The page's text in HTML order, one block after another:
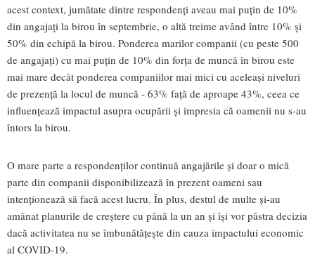
acest context, jumătate dintre respondenți aveau mai puțin de 10%
din angajați la birou în septembrie, o altă treime având între 10% și
50% din echipă la birou. Ponderea marilor companii (cu peste 500
de angajați) cu mai puțin de 10% din forța de muncă în birou este
mai mare decât ponderea companiilor mai mici cu aceleași niveluri
de prezență la locul de muncă - 63% față de aproape 43%, ceea ce
influențează impactul asupra ocupării și impresia că oamenii nu s-au
întors la birou.
O mare parte a respondenților continuă angajările și doar o mică
parte din companii disponibilizează în prezent oameni sau
intenționează să facă acest lucru. În plus, destul de multe și-au
amânat planurile de creștere cu până la un an și își vor păstra decizia
dacă activitatea nu se îmbunătățește din cauza impactului economic
al COVID-19.